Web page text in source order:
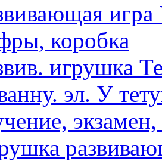
коробка
игрушка
эл. У